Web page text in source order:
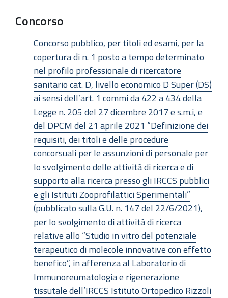
Concorso
Concorso pubblico, per titoli ed esami, per la
copertura di n. 1 posto a tempo determinato
nel profilo professionale di ricercatore
sanitario cat. D, livello economico D Super (DS)
ai sensi dell’art. 1 commi da 422 a 434 della
Legge n. 205 del 27 dicembre 2017 e s.m.i, e
del DPCM del 21 aprile 2021 “Definizione dei
requisiti, dei titoli e delle procedure
concorsuali per le assunzioni di personale per
lo svolgimento delle attività di ricerca e di
supporto alla ricerca presso gli IRCCS pubblici
e gli Istituti Zooprofilattici Sperimentali”
(pubblicato sulla G.U. n. 147 del 22/6/2021),
per lo svolgimento di attività di ricerca
relative allo “Studio in vitro del potenziale
terapeutico di molecole innovative con effetto
benefico”, in afferenza al Laboratorio di
Immunoreumatologia e rigenerazione
tissutale dell’IRCCS Istituto Ortopedico Rizzoli